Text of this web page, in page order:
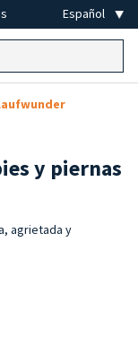
y piernas
agrietada y